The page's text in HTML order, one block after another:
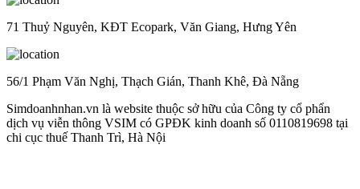
71 Thuỷ Nguyên, KĐT Ecopark, Văn Giang, Hưng Yên
56/1 Phạm Văn Nghị, Thạch Gián, Thanh Khê, Đà Nẵng
Simdoanhnhan.vn là website thuộc sở hữu của Công ty cổ phẩn
dịch vụ viễn thông VSIM có GPĐK kinh doanh số 0110819698 tại
chi cục thuế Thanh Trì, Hà Nội